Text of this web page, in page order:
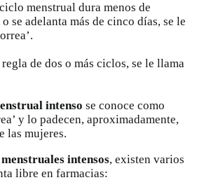
menstrual dura menos de
se adelanta más de cinco días, se le
de dos o más ciclos, se le llama
intenso se conoce como
y lo padecen, aproximadamente,
las mujeres.
intensos, existen varios
libre en farmacias: